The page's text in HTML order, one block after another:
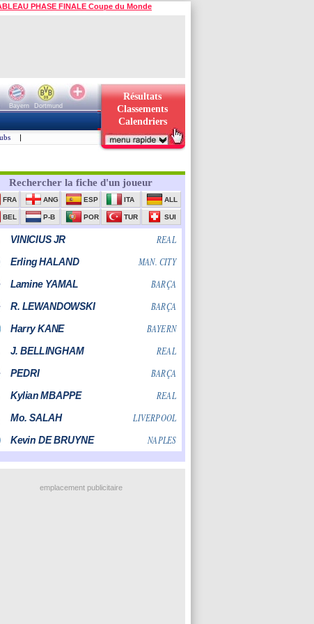
PHASE FINALE Coupe du Monde
Bayern
Dortmund
Résultats
Classements
Calendriers
|
emplacement publicitaire